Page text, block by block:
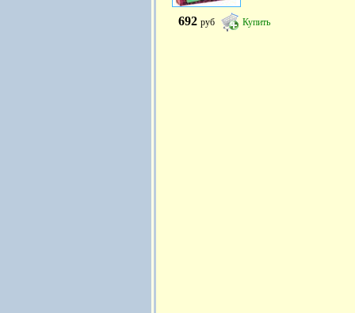
692 руб Купить